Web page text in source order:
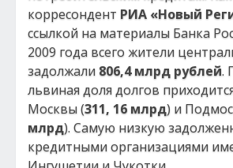
корресондент РИА «Новый
ссылкой на материалы Банка
2009 года всего жители
задолжали 806,4 млрд рублей.
львиная доля долгов
Москвы (311, 16 млрд) и
млрд). Самую низкую
кредитными организациями